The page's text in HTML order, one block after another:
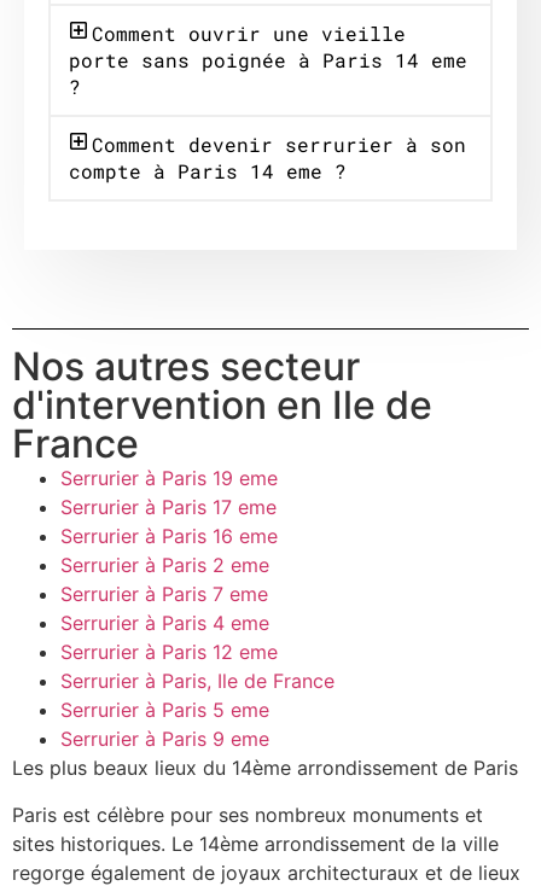
Comment ouvrir une vieille
porte sans poignée à Paris 14 eme
?
Comment devenir serrurier à son
compte à Paris 14 eme ?
Nos autres secteur
d'intervention en Ile de
France
Serrurier à Paris 19 eme
Serrurier à Paris 17 eme
Serrurier à Paris 16 eme
Serrurier à Paris 2 eme
Serrurier à Paris 7 eme
Serrurier à Paris 4 eme
Serrurier à Paris 12 eme
Serrurier à Paris, Ile de France
Serrurier à Paris 5 eme
Serrurier à Paris 9 eme
Les plus beaux lieux du 14ème arrondissement de Paris
Paris est célèbre pour ses nombreux monuments et
sites historiques. Le 14ème arrondissement de la ville
regorge également de joyaux architecturaux et de lieux